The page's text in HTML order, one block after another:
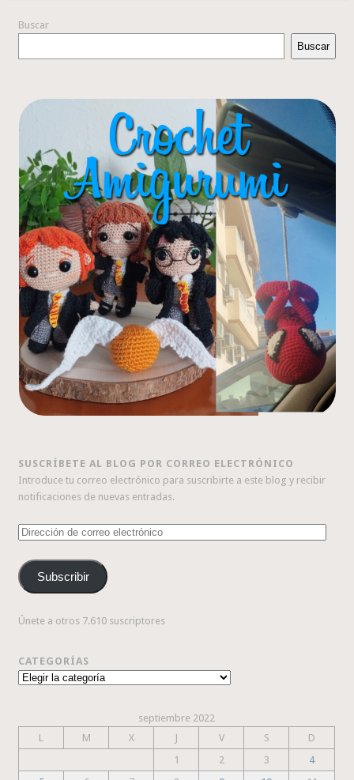
Buscar
Buscar
SUSCRÍBETE AL BLOG POR CORREO ELECTRÓNICO
Introduce tu correo electrónico para suscribirte a este blog y recibir
notificaciones de nuevas entradas.
Dirección
correo
electrónico
Subscribir
Únete a otros 7.610 suscriptores
CATEGORÍAS
Categorías
septiembre 2022
L
M X J V S
D
1
2 3
4